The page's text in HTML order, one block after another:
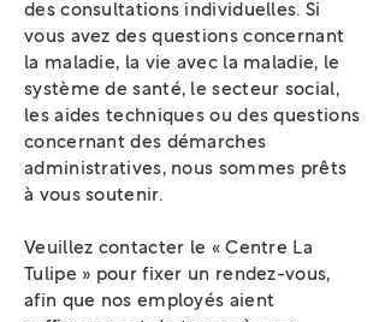
des consultations individuelles. Si
vous avez des questions concernant
la maladie, la vie avec la maladie, le
système de santé, le secteur social,
les aides techniques ou des questions
concernant des démarches
administratives, nous sommes prêts
à vous soutenir.
Veuillez contacter le « Centre La
Tulipe » pour fixer un rendez-vous,
afin que nos employés aient